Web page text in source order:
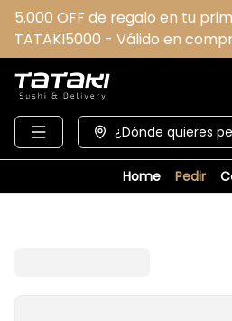
5.000 OFF de regalo en tu
TATAKI5000 - Válido en
¿Dónde quieres
Home Pedir